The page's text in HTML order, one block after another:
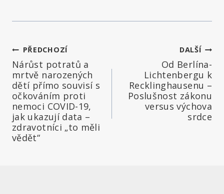
Navigace
pro
příspěvek
PŘEDCHOZÍ
Nárůst potratů a
mrtvě narozených
dětí přímo souvisí s
očkováním proti
nemoci COVID-19,
jak ukazují data –
zdravotníci „to měli
vědět“
DALŠÍ
Od Berlína-
Lichtenbergu k
Recklinghausenu –
Poslušnost zákonu
versus výchova
srdce